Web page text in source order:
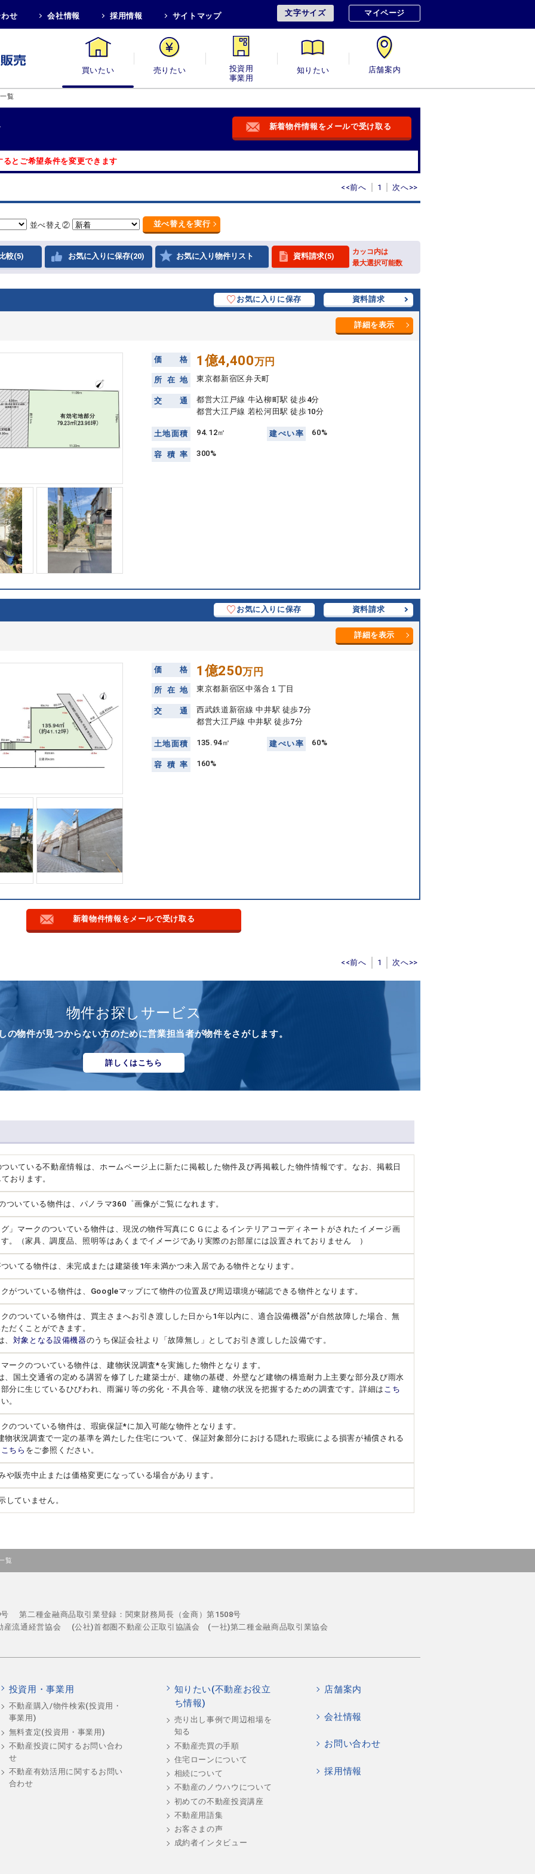
せ 会社情報 採用情報 サイトマップ 文字サイズ マイページ
買いたい 売りたい 投資用・事業用 知りたい 店舗案内
覧
新着物件情報をメールで受け取る
るとご希望条件を変更できます
<<前へ 1 次へ>>
並べ替え② 並べ替え を実行
較(5) お気に入りに保存(20) お気に入り物件リスト 資料請求(5)
カッコ内は
最大選択可能数
お気に入りに保存 資料請求
詳細を表示
価 格 1億4,400万円
所 在 地 東京都新宿区弁天町
交 通
都営大江戸線 牛込柳町駅 徒歩4分
都営大江戸線 若松河田駅 徒歩10分
土地面積 94.12㎡ 建ぺい率 60%
容 積 率 300%
お気に入りに保存 資料請求
詳細を表示
価 格 1億250万円
所 在 地 東京都新宿区中落合１丁目
交 通
西武鉄道新宿線 中井駅 徒歩7分
都営大江戸線 中井駅 徒歩7分
土地面積 135.94㎡ 建ぺい率 60%
容 積 率 160%
新着物件情報をメールで受け取る
<<前へ 1 次へ>>
物件お探しサービス
の物件が見つからない方のために営業担当者が物件をさがします。
詳しくはこちら
ついている不動産情報は、ホームページ上に新たに掲載した物件及び再掲載した物件情報です。なお、掲載日
おります。
ついている物件は、パノラマ360゜画像がご覧になれます。
」マークのついている物件は、現況の物件写真にＣＧによるインテリアコーディネートがされたイメージ画
。（家具、調度品、照明等はあくまでイメージであり実際のお部屋には設置されておりません ）
いてる物件は、未完成または建築後1年未満かつ未入居である物件となります。
がついている物件は、Googleマップにて物件の位置及び周辺環境が確認できる物件となります。
のついている物件は、買主さまへお引き渡しした日から1年以内に、適合設備機器*が自然故障した場合、無
だくことができます。
対象となる設備機器のうち保証会社より「故障無し」としてお引き渡しした設備です。
ークのついている物件は、建物状況調査*を実施した物件となります。
、国土交通省の定める講習を修了した建築士が、建物の基礎、外壁など建物の構造耐力上主要な部分及び雨水
分に生じているひびわれ、雨漏り等の劣化・不具合等、建物の状況を把握するための調査です。詳細は こち
。
のついている物件は、瑕疵保証*に加入可能な物件となります。
物状況調査で一定の基準を満たした住宅について、保証対象部分における隠れた瑕疵による損害が補償される
こちら をご参照ください。
販売中止または価格変更になっている場合があります。
していません。
覧
号
第二種金融商品取引業登録：関東財務局長（金商）第1508号
産流通経営協会
(公社)首都圏不動産公正取引協議会 (一社)第二種金融商品取引業協会
投資用・事業用
不動産購入/物件検索(投資用・
事業用)
無料査定(投資用・事業用)
不動産投資に関するお問い合わ
せ
不動産有効活用に関するお問い
合わせ
知りたい(不動産お役立
ち情報)
売り出し事例で周辺相場を
知る
不動産売買の手順
住宅ローンについて
相続について
不動産のノウハウについて
初めての不動産投資講座
不動産用語集
お客さまの声
成約者インタビュー
店舗案内
会社情報
お問い合わせ
採用情報